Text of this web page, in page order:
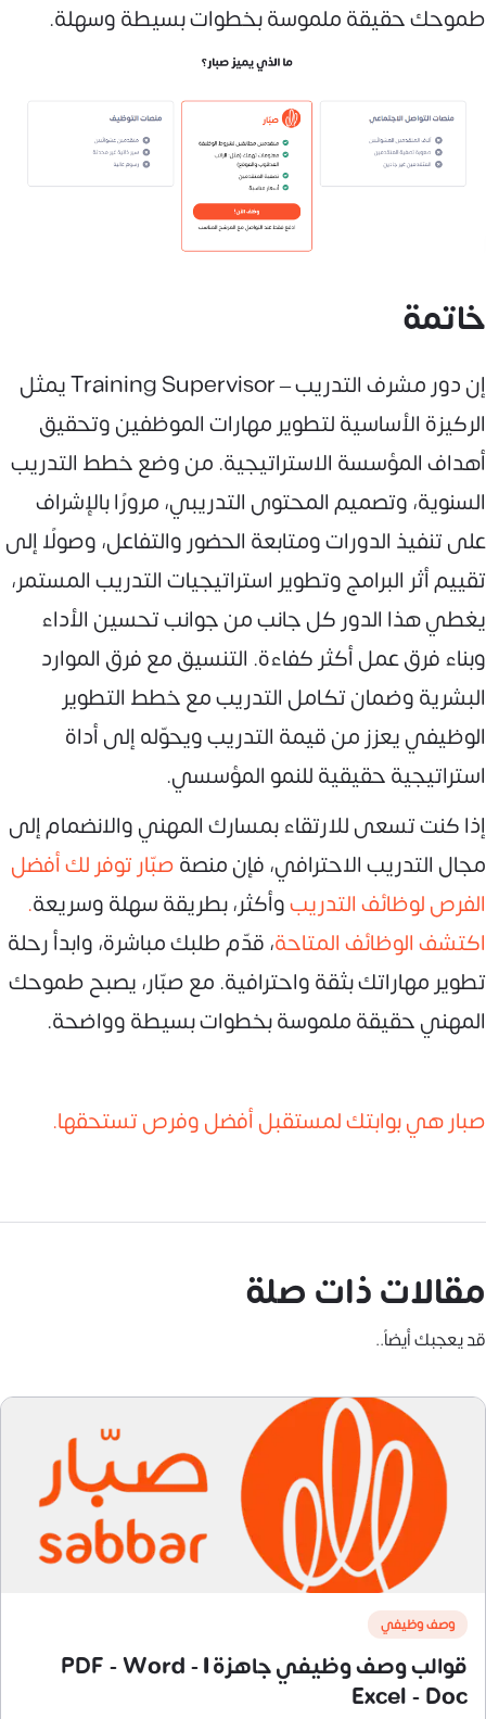
طموحك حقيقة ملموسة بخطوات بسيطة وسهلة.
خاتمة
إن دور مشرف التدريب – Training Supervisor يمثل
الركيزة الأساسية لتطوير مهارات الموظفين وتحقيق
أهداف المؤسسة الاستراتيجية. من وضع خطط التدريب
السنوية، وتصميم المحتوى التدريبي، مرورًا بالإشراف
على تنفيذ الدورات ومتابعة الحضور والتفاعل، وصولًا إلى
تقييم أثر البرامج وتطوير استراتيجيات التدريب المستمر،
يغطي هذا الدور كل جانب من جوانب تحسين الأداء
وبناء فرق عمل أكثر كفاءة. التنسيق مع فرق الموارد
البشرية وضمان تكامل التدريب مع خطط التطوير
الوظيفي يعزز من قيمة التدريب ويحوّله إلى أداة
استراتيجية حقيقية للنمو المؤسسي.
إذا كنت تسعى للارتقاء بمسارك المهني والانضمام إلى
مجال التدريب الاحترافي، فإن منصةصبّار توفر لك أفضل
الفرص لوظائف التدريبوأكثر، بطريقة سهلة وسريعة.
اكتشف الوظائف المتاحة، قدّم طلبك مباشرة، وابدأ رحلة
تطوير مهاراتك بثقة واحترافية. مع صبّار، يصبح طموحك
المهني حقيقة ملموسة بخطوات بسيطة وواضحة.
صبار هي بوابتك لمستقبل أفضل وفرص تستحقها.
مقالات ذات صلة
قد يعجبك أيضاً..
وصف وظيفي
قوالب وصف وظيفي جاهزة | PDF - Word -
Excel - Doc